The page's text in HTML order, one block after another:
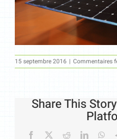
15 septembre 2016 | Commentaires
Share This
Facebook RedditLinkedIn